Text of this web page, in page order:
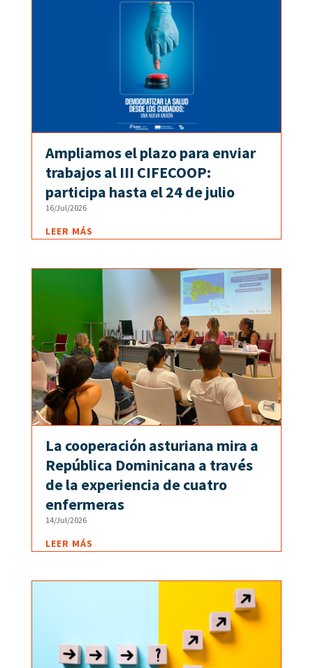
Ampliamos el plazo para enviar
trabajos al III CIFECOOP:
participa hasta el 24 de julio
16/Jul/2026
LEER MÁS
La cooperación asturiana mira a
República Dominicana a través
de la experiencia de cuatro
enfermeras
14/Jul/2026
LEER MÁS